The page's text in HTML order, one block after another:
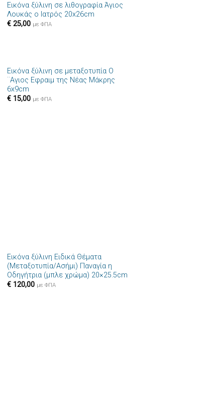
Εικόνα ξύλινη σε λιθογραφία Άγιος
Λουκάς ο Ιατρός 20x26cm
€25,00 με ΦΠΑ
Πρόσθήκη
στην λίστα
Εικόνα ξύλινη σε μεταξοτυπία Ο
¨Αγιος Εφραιμ της Νέας Μάκρης
6x9cm
€15,00 με ΦΠΑ
Πρόσθήκη
στην λίστα
επιθυμιών
Εικόνα ξύλινη Ειδικά Θέματα
(Μεταξοτυπία/Ασήμι) Παναγία η
Οδηγήτρια (μπλε χρώμα) 20×25.5cm
€120,00 με ΦΠΑ